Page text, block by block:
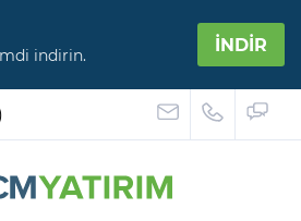
indirin. İNDİR